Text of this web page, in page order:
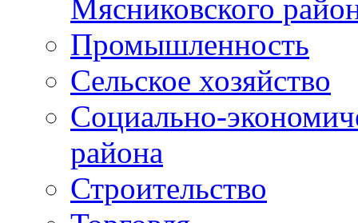
Мясниковского
Промышленность
Сельское хозяйство
Социально-
района
Строительство